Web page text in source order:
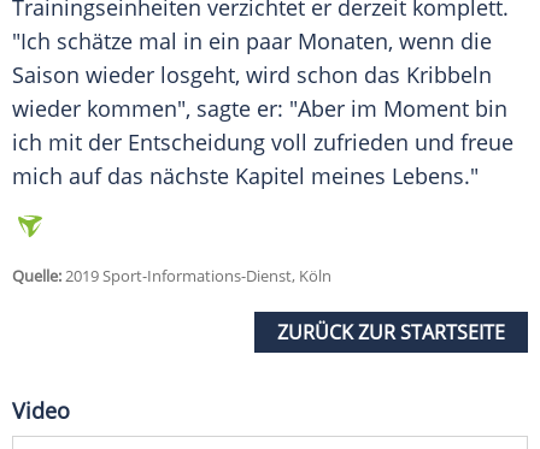
Trainingseinheiten verzichtet er derzeit komplett.
"Ich schätze mal in ein paar Monaten, wenn die
Saison wieder losgeht, wird schon das Kribbeln
wieder kommen", sagte er: "Aber im Moment bin
ich mit der Entscheidung voll zufrieden und freue
mich auf das nächste Kapitel meines Lebens."
Quelle:2019 Sport-Informations-Dienst, Köln
ZURÜCK ZUR STARTSEITE
Video